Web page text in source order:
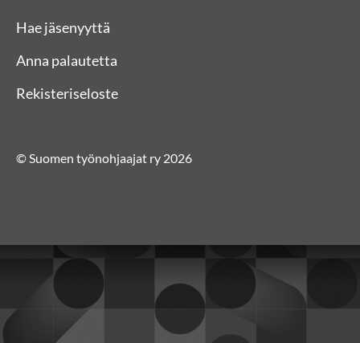
Hae jäsenyyttä
Anna palautetta
Rekisteriseloste
© Suomen työnohjaajat ry 2026